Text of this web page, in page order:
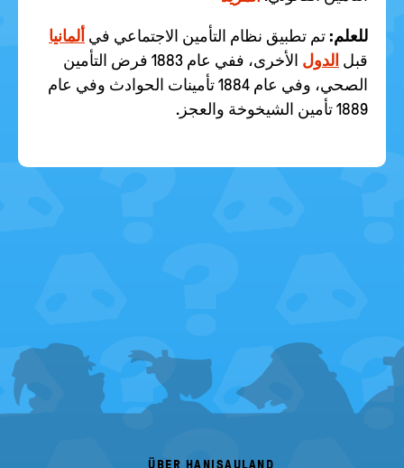
للعلم: تم تطبيق نظام التأمين الاجتماعي في ألمانيا
قبل الدول
الأخرى، ففي عام 1883 فرض التأمين
الصحي، وفي عام 1884 تأمينات الحوادث وفي عام
1889 تأمين الشيخوخة والعجز.
FOOTER
MENU
ÜBER HANISAULAND